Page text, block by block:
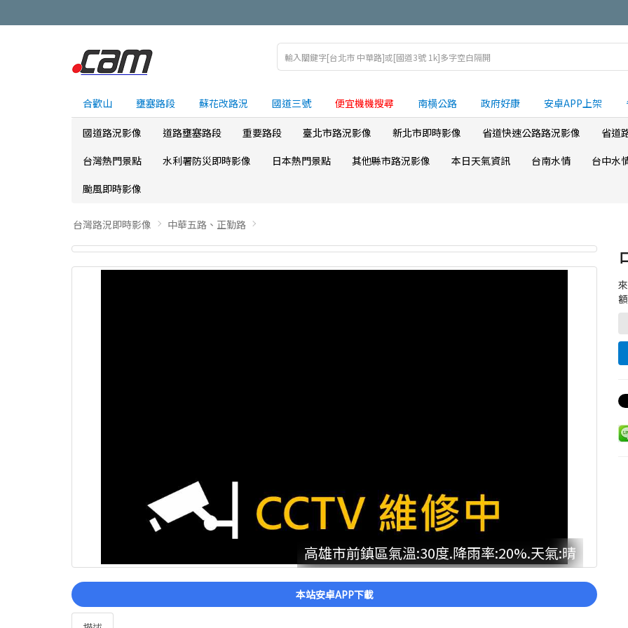
合歡山 壅塞路段 蘇花改路況 國道三號 便宜機機搜尋 南横公路 政府好康 安卓APP上架
國道路況影像 道路壅塞路段 重要路段 臺北市路況影像 新北市即時影像 省道快速公路路況影像
省道
台灣熱門景點
水利署防災即時影像 日本熱門景點 其他縣市路況影像 本日天氣資訊 台南水情
台中水
颱風即時影像
台灣路況即時影像 中華五路、正勤路
高雄市前鎮區氣溫:30度.降雨率:20%.天氣:晴
本站安卓APP下載